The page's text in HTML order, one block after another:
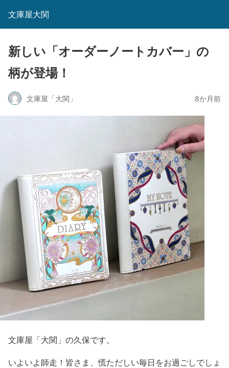
文庫屋大関
新しい「オーダーノートカバー」の
柄が登場！
文庫屋「大関」 8か月前
文庫屋「大関」の久保です。
いよいよ師走！皆さま、慌ただしい毎日をお過ごしでしょ